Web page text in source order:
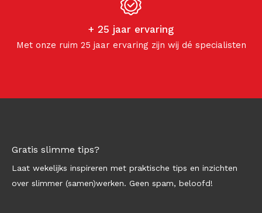
+ 25 jaar ervaring
Met onze ruim 25 jaar ervaring zijn wij dé specialisten
Gratis slimme tips?
Laat wekelijks inspireren met praktische tips en inzichten
over slimmer (samen)werken. Geen spam, beloofd!